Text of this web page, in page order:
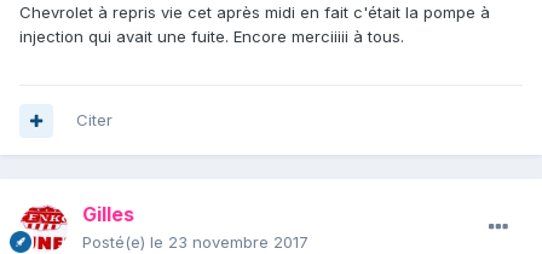
Chevrolet à repris vie cet après midi en fait c'était la pompe à
injection qui avait une fuite. Encore merciiiii à tous.
Citer
Gilles
Posté(e) le 23 novembre 2017